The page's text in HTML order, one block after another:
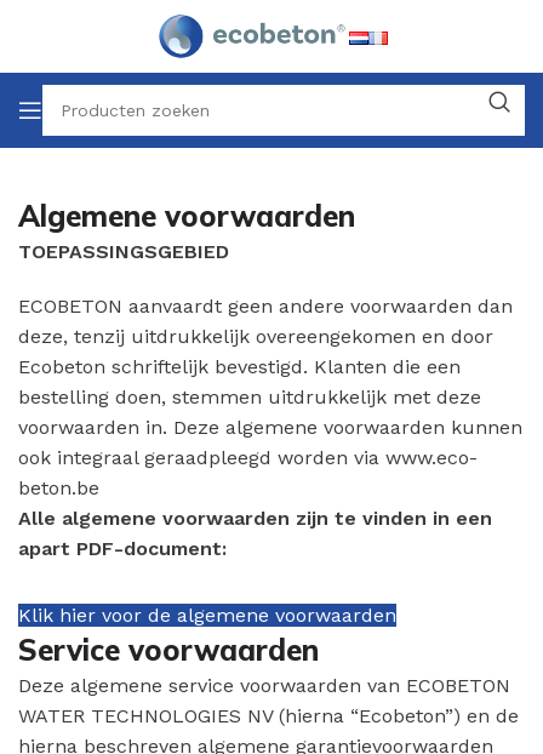
Algemene voorwaarden
TOEPASSINGSGEBIED
ECOBETON aanvaardt geen andere voorwaarden dan
deze, tenzij uitdrukkelijk overeengekomen en door
Ecobeton schriftelijk bevestigd. Klanten die een
bestelling doen, stemmen uitdrukkelijk met deze
voorwaarden in. Deze algemene voorwaarden kunnen
ook integraal geraadpleegd worden via www.eco-
beton.be
Alle algemene voorwaarden zijn te vinden in een
apart PDF-document:
Klik hier voor de algemene voorwaarden
Service voorwaarden
Deze algemene service voorwaarden van ECOBETON
WATER TECHNOLOGIES NV (hierna “Ecobeton”) en de
hierna beschreven algemene garantievoorwaarden